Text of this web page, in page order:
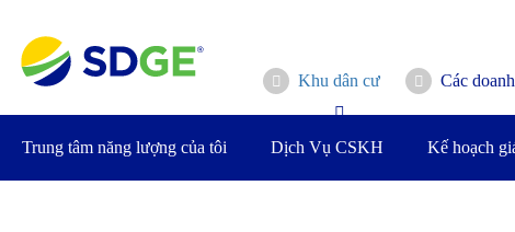
qua
nội
dung
chính
Khu dân cư Các
Trung tâm năng lượng của tôi Dịch Vụ CSKH Kế hoạch